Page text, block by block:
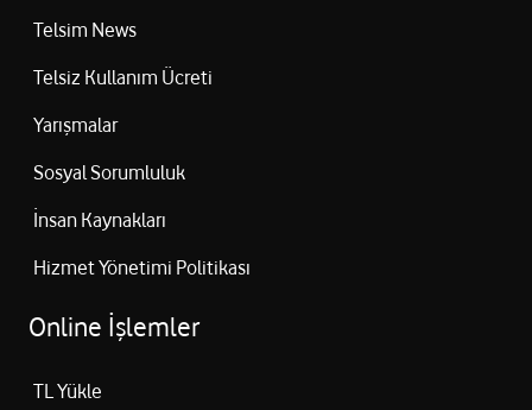
Telsim News
Telsiz Kullanım Ücreti
Yarışmalar
Sosyal Sorumluluk
İnsan Kaynakları
Hizmet Yönetimi Politikası
Online İşlemler
TL Yükle